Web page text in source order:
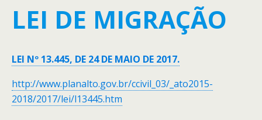
LEI DE MIGRAÇÃO
LEI Nº 13.445, DE 24 DE MAIO DE 2017.
http://www.planalto.gov.br/ccivil_03/_ato2015-
2018/2017/lei/l13445.htm